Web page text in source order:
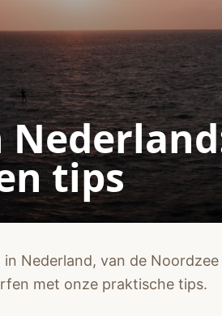
tips
Nederland, van de
met onze praktische tips.